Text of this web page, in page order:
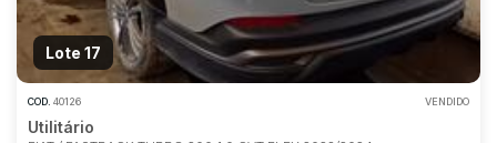
Lote 17
COD. 40126 VENDIDO
Utilitário